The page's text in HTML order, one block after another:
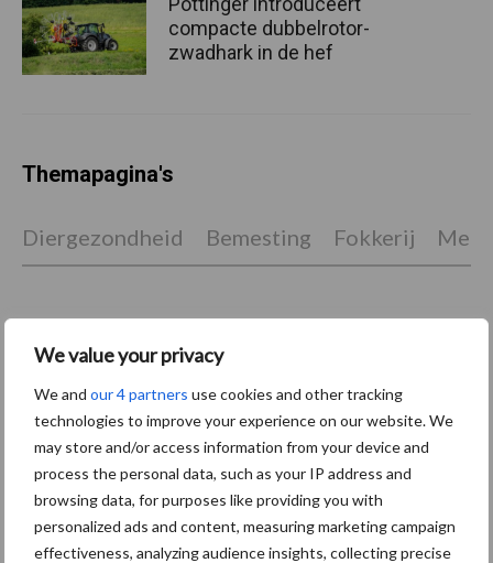
We value your privacy
We and our 4 partners use cookies and other tracking
technologies to improve your experience on our website. We
may store and/or access information from your device and
process the personal data, such as your IP address and
browsing data, for purposes like providing you with
personalized ads and content, measuring marketing campaign
effectiveness, analyzing audience insights, collecting precise
compacte dubbelrotor-
zwadhark in de hef
Themapagina's
Diergezondheid Bemesting Fokkerij
Beregening
Toon meer